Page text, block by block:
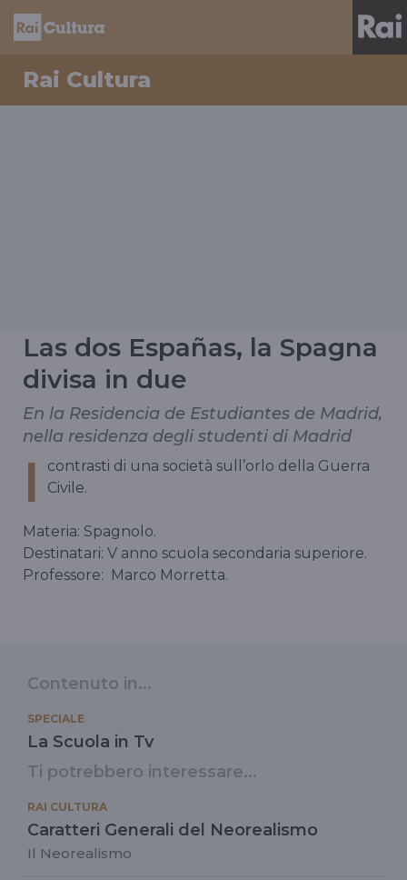
Rai Cultura
Las dos Españas, la Spagna
divisa in due
En la Residencia de Estudiantes de Madrid,
nella residenza degli studenti di Madrid
I
contrasti di una società sull’orlo della Guerra
Civile.
Materia: Spagnolo.
Destinatari: V anno scuola secondaria superiore.
Professore: Marco Morretta.
Contenuto in...
SPECIALE
La Scuola in Tv
Ti potrebbero interessare...
RAI CULTURA
Caratteri Generali del Neorealismo
Il Neorealismo